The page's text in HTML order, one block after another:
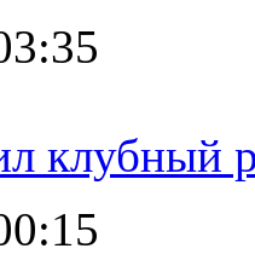
клубный